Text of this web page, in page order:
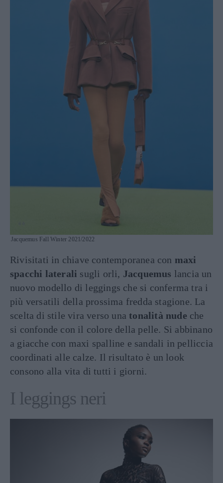
Jacquemus Fall Winter 2021/2022
Rivisitati in chiave contemporanea con maxi
spacchi laterali sugli orli, Jacquemus lancia un
nuovo modello di leggings che si conferma tra i
più versatili della prossima fredda stagione. La
scelta di stile vira verso unatonalità nude che
si confonde con il colore della pelle. Si abbinano
a giacche con maxi spalline e sandali in pelliccia
coordinati alle calze. Il risultato è un look
consono alla vita di tutti i giorni.
I leggings neri